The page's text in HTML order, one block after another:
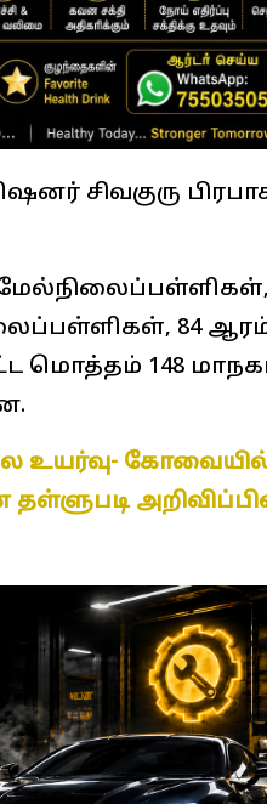
சிவகுரு
84
மொத்தம் 148
உயர்வு-